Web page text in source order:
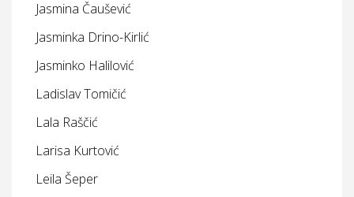
Jasmina Čaušević
Jasminka Drino-Kirlić
Jasminko Halilović
Ladislav Tomičić
Lala Raščić
Larisa Kurtović
Leila Šeper